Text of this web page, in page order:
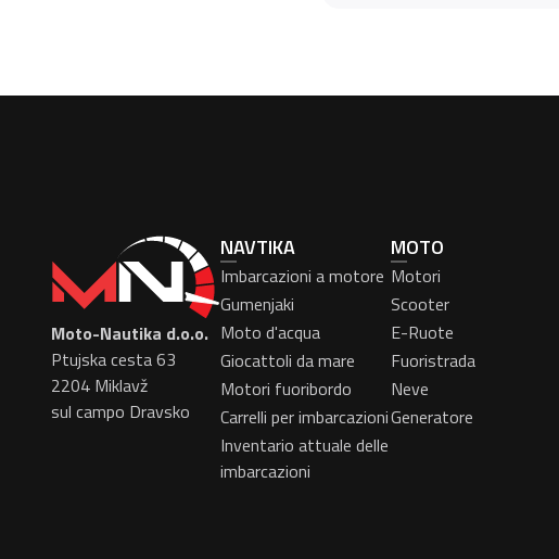
Moto-Nautika d.o.o.
Ptujska cesta 63
2204 Miklavž
sul campo Dravsko
NAVTIKA
Imbarcazioni a motore
Gumenjaki
Moto d'acqua
Giocattoli da mare
Motori fuoribordo
Carrelli per imbarcazioni
Inventario attuale delle
imbarcazioni
MOTO
Motori
Scooter
E-Ruote
Fuoristrada
Neve
Generatore